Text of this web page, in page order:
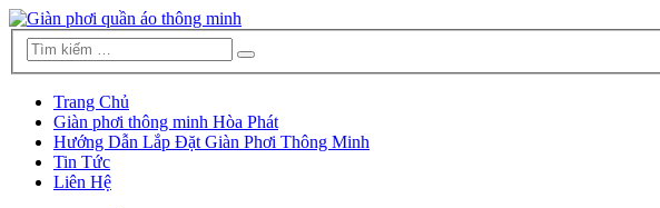
Trang Chủ
Giàn phơi thông minh Hòa Phát
Hướng Dẫn Lắp Đặt Giàn Phơi Thông Minh
Tin Tức
Liên Hệ